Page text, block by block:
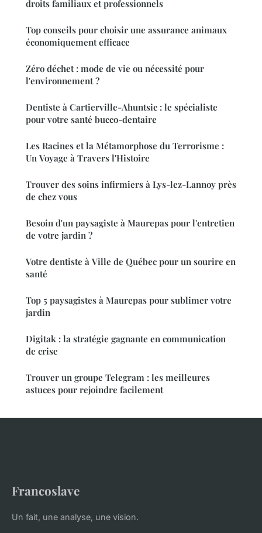
droits familiaux et professionnels
Top conseils pour choisir une assurance animaux
économiquement efficace
Zéro déchet : mode de vie ou nécessité pour
l'environnement ?
Dentiste à Cartierville-Ahuntsic : le spécialiste
pour votre santé bucco-dentaire
Les Racines et la Métamorphose du Terrorisme :
Un Voyage à Travers l'Histoire
Trouver des soins infirmiers à Lys-lez-Lannoy près
de chez vous
Besoin d'un paysagiste à Maurepas pour l'entretien
de votre jardin ?
Votre dentiste à Ville de Québec pour un sourire en
santé
Top 5 paysagistes à Maurepas pour sublimer votre
jardin
Digitak : la stratégie gagnante en communication
de crise
Trouver un groupe Telegram : les meilleures
astuces pour rejoindre facilement
Francoslave
Un fait, une analyse, une vision.